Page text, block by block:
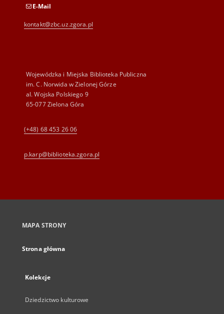
E-Mail
kontakt@zbc.uz.zgora.pl
Wojewódzka i Miejska Biblioteka Publiczna
im. C. Norwida w Zielonej Górze
al. Wojska Polskiego 9
65-077 Zielona Góra
(+48) 68 453 26 06
p.karp@biblioteka.zgora.pl
MAPA STRONY
Strona główna
Kolekcje
Dziedzictwo kulturowe